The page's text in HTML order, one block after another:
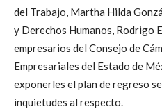
del Trabajo, Martha Hilda
y Derechos Humanos, Rodrigo
empresarios del Consejo de
Empresariales del Estado de
exponerles el plan de regreso
inquietudes al respecto.